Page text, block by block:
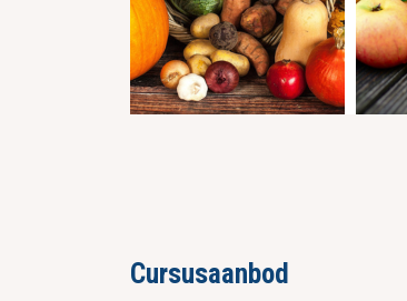
Cursusaanbod